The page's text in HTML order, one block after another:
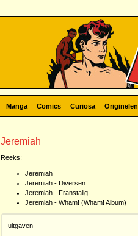
Manga Comics Curiosa Originelen
Jeremiah
Reeks:
Jeremiah
Jeremiah - Diversen
Jeremiah - Franstalig
Jeremiah - Wham! (Wham! Album)
uitgaven